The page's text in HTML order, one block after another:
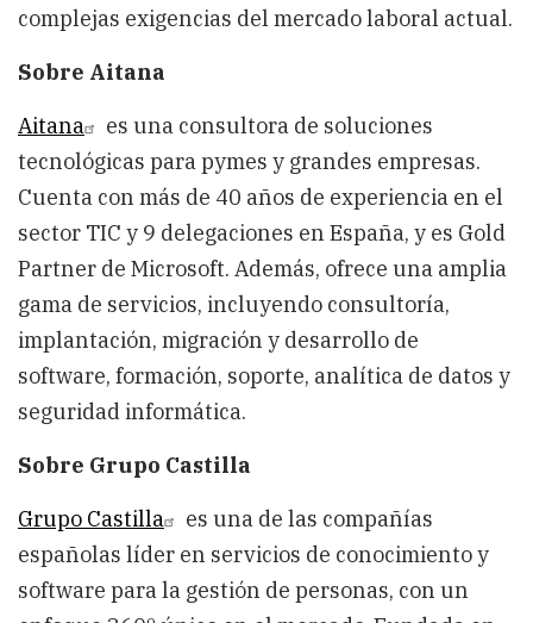
complejas exigencias del mercado laboral actual.
Sobre Aitana
Aitana
es una consultora de soluciones
tecnológicas para pymes y grandes empresas.
Cuenta con más de 40 años de experiencia en el
sector TIC y 9 delegaciones en España, y es Gold
Partner de Microsoft. Además, ofrece una amplia
gama de servicios, incluyendo consultoría,
implantación, migración y desarrollo de
software, formación, soporte, analítica de datos y
seguridad informática.
Sobre Grupo Castilla
Grupo Castilla
es una de las compañías
españolas líder en servicios de conocimiento y
software para la gestión de personas, con un